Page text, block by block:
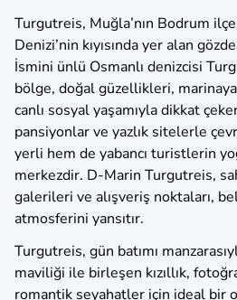
Turgutreis, Muğla’nın Bodrum
Denizi’nin kıyısında yer alan
İsmini ünlü Osmanlı denizcisi
bölge, doğal güzellikleri,
canlı sosyal yaşamıyla dikkat
pansiyonlar ve yazlık sitelerle
yerli hem de yabancı turistlerin
merkezdir. D-Marin Turgutreis,
galerileri ve alışveriş noktaları,
atmosferini yansıtır.
Turgutreis, gün batımı
maviliği ile birleşen kızıllık,
romantik seyahatler için ideal bir